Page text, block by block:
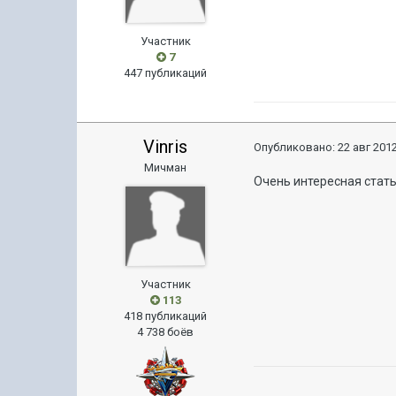
Участник
7
447 публикаций
Vinris
Мичман
Участник
113
418 публикаций
4 738 боёв
Опубликовано:22 авг
Очень интересная